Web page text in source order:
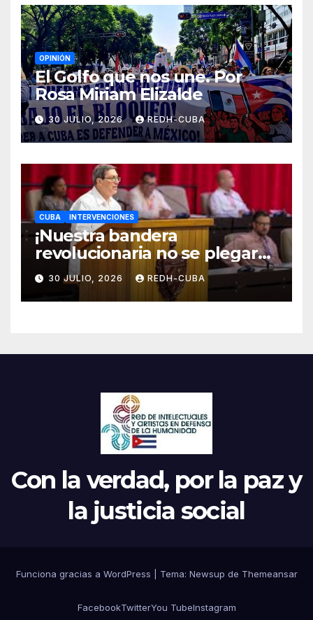
OPINIÓN
El Golfo que nos une. Por
Rosa Miriam Elizalde
30 JULIO, 2026 REDH-CUBA
CUBA INTERVENCIONES
¡Nuestra bandera
revolucionaria no se plegará
jamás! Por Bruno Rodríguez
Parrilla
30 JULIO, 2026 REDH-CUBA
Con la verdad, por la paz y
la justicia social
Funciona gracias a WordPress Tema: Newsup de Themeansar
FacebookTwitterYou TubeInstagram